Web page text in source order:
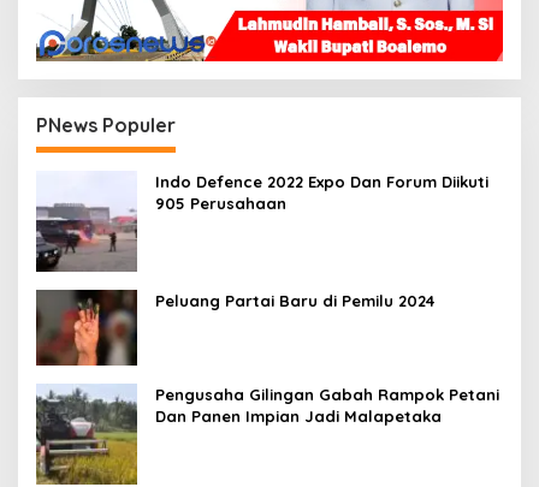
PNews Populer
Indo Defence 2022 Expo Dan Forum Diikuti
905 Perusahaan
Peluang Partai Baru di Pemilu 2024
Pengusaha Gilingan Gabah Rampok Petani
Dan Panen Impian Jadi Malapetaka